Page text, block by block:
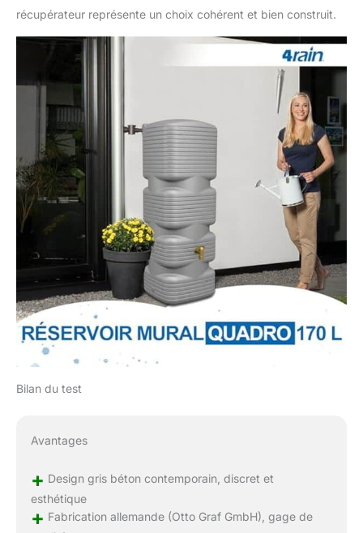
récupérateur représente un choix cohérent et bien construit.
Bilan du test
Avantages
+ Design gris béton contemporain, discret et
esthétique
+ Fabrication allemande (Otto Graf GmbH), gage de